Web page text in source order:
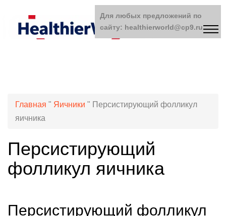
Главная " Яичники " Персистирующий фолликул
яичника
Персистирующий
фолликул яичника
Персистирующий фолликул
Для любых предложений по
сайту: healthierworld@cp9.ru